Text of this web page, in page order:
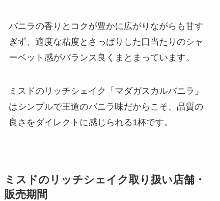
バニラの香りとコクが豊かに広がりながらも甘す
ぎず、適度な粘度とさっぱりした口当たりのシャ
ーベット感がバランス良くまとまっています。
ミスドのリッチシェイク「マダガスカルバニラ」
はシンプルで王道のバニラ味だからこそ、品質の
良さをダイレクトに感じられる1杯です。
ミスドのリッチシェイク取り扱い店舗・
販売期間